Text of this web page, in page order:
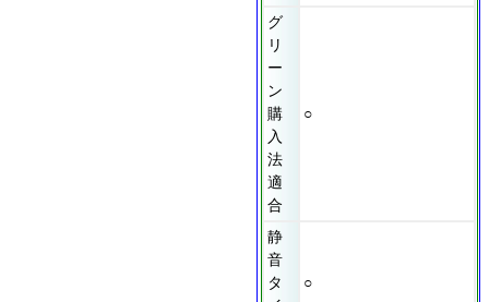
グ
リ
ー
ン
購
入
法
適
合
○
静
音
タ
○